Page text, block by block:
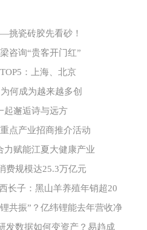
挑瓷砖胶先看砂！
咨询“贵客开门红”
：上海、北京
何成为越来越多创
起邂逅诗与远方
点产业招商推介活动
力赋能江夏大健康产业
费规模达25.3万亿元
长子：黑山羊养殖年销超20
共振”？亿纬锂能去年营收净
发数据如何变资产？易趋成